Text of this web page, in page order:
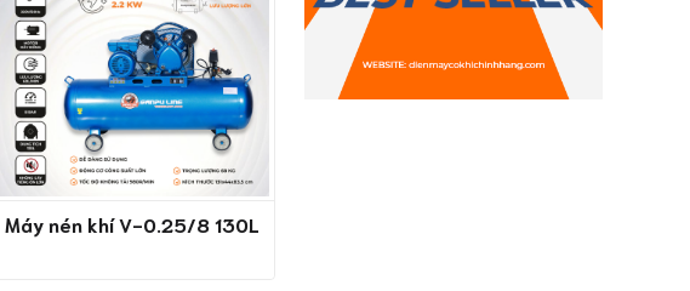
Máy nén khí V-0.25/8 130L